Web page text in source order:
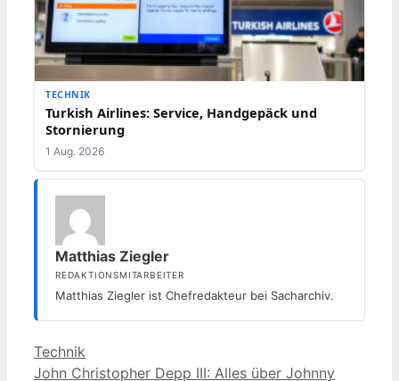
TECHNIK
Turkish Airlines: Service, Handgepäck und
Stornierung
1 Aug. 2026
Matthias Ziegler
REDAKTIONSMITARBEITER
Matthias Ziegler ist Chefredakteur bei Sacharchiv.
Kategorien
Technik
John Christopher Depp III: Alles über Johnny